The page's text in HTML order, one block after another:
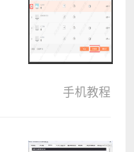
手机教程